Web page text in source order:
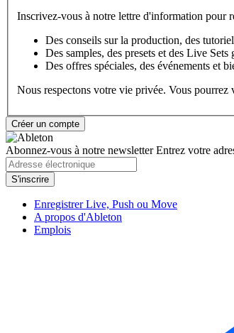
Inscrivez-vous à notre lettre d'information pour
Des conseils sur la production, des
Des samples, des presets et des Live Sets
Des offres spéciales, des événements et
Nous respectons votre vie privée. Vous
Abonnez-vous à notre newsletterEntrez votre
Enregistrer Live, Push ou Move
A propos d'Ableton
Emplois